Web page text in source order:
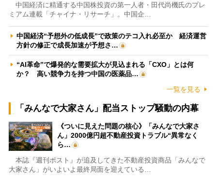
中国経済に精通する中国株投資の第一人者・田代尚機氏のプレ
ミアム連載「チャイナ・リサーチ」。中国企…
中国経済“予想外の低成長”で政策のテコ入れ必至か 経済運営
方針の修正で成長加速が予想さ…
“AI革命”で爆発的な需要拡大が見込まれる「CXO」とは何
か？ 高い競争力を持つ中国の医薬品…
一覧を見る
「みんなで大家さん」配当ストップ騒動の内幕
《ついに見えた問題の核心》「みんなで大家さ
ん」2000億円超不動産投資トラブル“異常なく
ら…
本誌『週刊ポスト』が追及してきた不動産投資商品「みんなで
大家さん」がいよいよ最終局面を迎えている…